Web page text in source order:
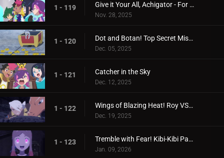
1 - 119 Give it Your All, Achigator - For the Sake of Tomorrow
Nov. 28, 2025
1 - 120 Dot and Botan! Top Secret Mission
Dec. 05, 2025
1 - 121 Catcher in the Sky
Dec. 12, 2025
1 - 122 Wings of Blazing Heat! Roy VS Friede
Dec. 19, 2025
1 - 123 Tremble with Fear! Kibi-Kibi Panic on the Ship
Jan. 09, 2026